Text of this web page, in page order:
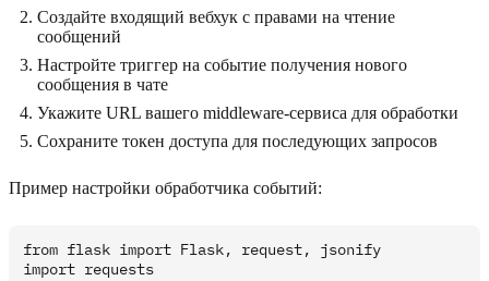
Создайте входящий вебхук с правами на чтение
сообщений
Настройте триггер на событие получения нового
сообщения в чате
Укажите URL вашего middleware-сервиса для обработки
Сохраните токен доступа для последующих запросов
Пример настройки обработчика событий:
from flask import Flask, request, jsonify
import requests